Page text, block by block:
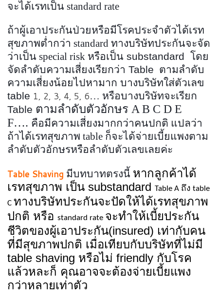
จะได้เรทเป็น standard rate
ถ้าผู้เอาประกันป่วยหรือมีโรคประจำตัวได้เรท
สุขภาพต่ำกว่า standard ทางบริษัทประกันจะจัด
ว่าเป็น special risk หรือเป็น substandard โดย
จัดลำดับความเสี่ยงเรียกว่า Table ตามลำดับ
ความเสี่ยงน้อยไปหามาก บางบริษัทใส่ตัวเลข
table 1, 2, 3, 4, 5, 6… หรือบางบริษัทจะเรียก
Table ตามลำดับตัวอักษร A B C D E
F…. คือมีความเสี่ยงมากกว่าคนปกติ แปลว่า
ถ้าได้เรทสุขภาพ table ก็จะได้จ่ายเบี้ยแพงตาม
ลำดับตัวอักษรหรือลำดับตัวเลขเลยค่ะ
Table Shaving มีบทบาทตรงนี้ หากลูกค้าได้
เรทสุขภาพ เป็น substandard Table A ถึง table
C ทางบริษัทประกันจะปัดให้ได้เรทสุขภาพ
ปกติ หรือ standard rate จะทำให้เบี้ยประกัน
ชีวิตของผู้เอาประกัน(insured) เท่ากับคน
ที่มีสุขภาพปกติ เมื่อเทียบกับบริษัทที่ไม่มี
table shaving หรือไม่ friendly กับโรค
แล้วหละก็ คุณอาจจะต้องจ่ายเบี้ยแพง
กว่าหลายเท่าตัว